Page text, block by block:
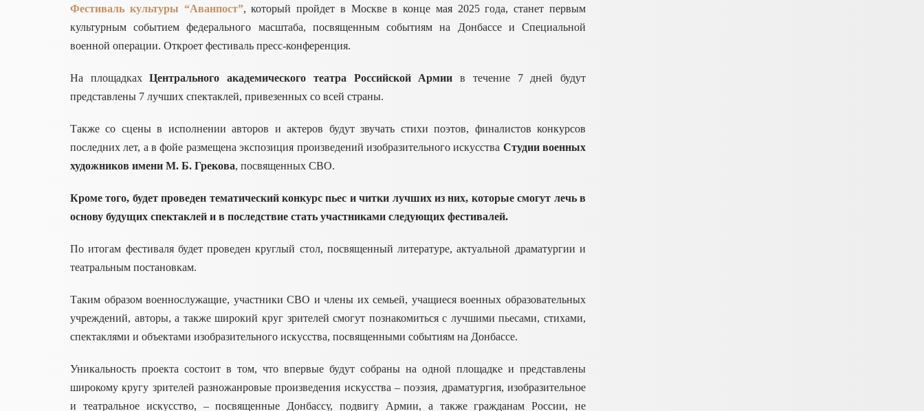
Фестиваль культуры “Аванпост”, который пройдет в Москве в конце мая 2025 года, станет первым
культурным событием федерального масштаба, посвященным событиям на Донбассе и Специальной
военной операции. Откроет фестиваль пресс-конференция.
На площадкахЦентрального академического театра Российской Армии в течение 7 дней будут
представлены 7 лучших спектаклей, привезенных со всей страны.
Также со сцены в исполнении авторов и актеров будут звучать стихи поэтов, финалистов конкурсов
последних лет, а в фойе размещена экспозиция произведений изобразительного искусства Студии военных
художников имени М. Б. Грекова, посвященных СВО.
Кроме того, будет проведен тематический конкурс пьес и читки лучших из них, которые смогут лечь в
основу будущих спектаклей и в последствие стать участниками следующих фестивалей.
По итогам фестиваля будет проведен круглый стол, посвященный литературе, актуальной драматургии и
театральным постановкам.
Таким образом военнослужащие, участники СВО и члены их семьей, учащиеся военных образовательных
учреждений, авторы, а также широкий круг зрителей смогут познакомиться с лучшими пьесами, стихами,
спектаклями и объектами изобразительного искусства, посвященными событиям на Донбассе.
Уникальность проекта состоит в том, что впервые будут собраны на одной площадке и представлены
широкому кругу зрителей разножанровые произведения искусства – поэзия, драматургия, изобразительное
и театральное искусство, – посвященные Донбассу, подвигу Армии, а также гражданам России, не